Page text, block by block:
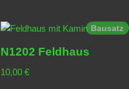
Bausatz
N1202 Feldhaus
10,00 €